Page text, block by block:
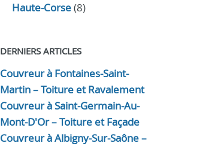
Haute-Corse(8)
DERNIERS ARTICLES
Couvreur à Fontaines-Saint-
Martin – Toiture et Ravalement
Couvreur à Saint-Germain-Au-
Mont-D'Or – Toiture et Façade
Couvreur à Albigny-Sur-Saône –